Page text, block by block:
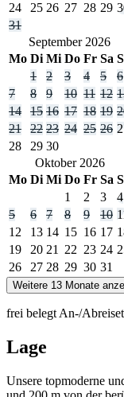
24
25 26 27 28 29
31
September 2026
Mo Di Mi Do Fr Sa
1
2 3 4 5
6
7
8 9 10 11 12
14
15 16 17 18 19
21
22 23 24 25 26
28
29 30
Oktober 2026
Mo Di Mi Do Fr Sa
1
2 3
4
5
6 7 8 9 10
12
13 14 15 16 17
19
20 21 22 23 24
26
27 28 29 30 31
Weitere 13 Monate
frei belegtAn-/
Lage
Unsere topmoderne